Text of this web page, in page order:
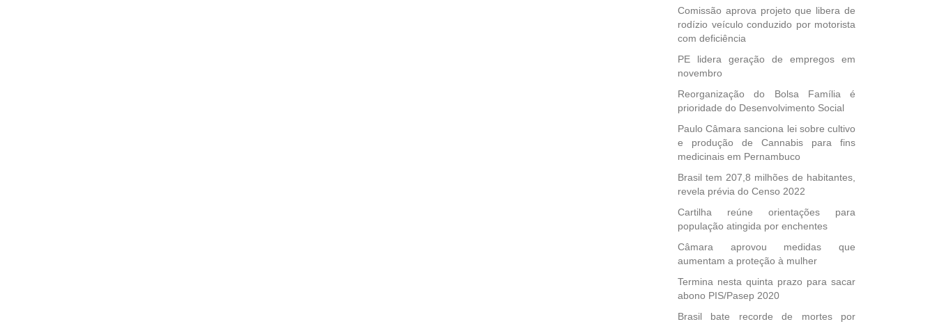
Comissão aprova projeto que libera de
rodízio veículo conduzido por motorista
com deficiência
PE lidera geração de empregos em
novembro
Reorganização do Bolsa Família é
prioridade do Desenvolvimento Social
Paulo Câmara sanciona lei sobre cultivo
e produção de Cannabis para fins
medicinais em Pernambuco
Brasil tem 207,8 milhões de habitantes,
revela prévia do Censo 2022
Cartilha reúne orientações para
população atingida por enchentes
Câmara aprovou medidas que
aumentam a proteção à mulher
Termina nesta quinta prazo para sacar
abono PIS/Pasep 2020
Brasil bate recorde de mortes por